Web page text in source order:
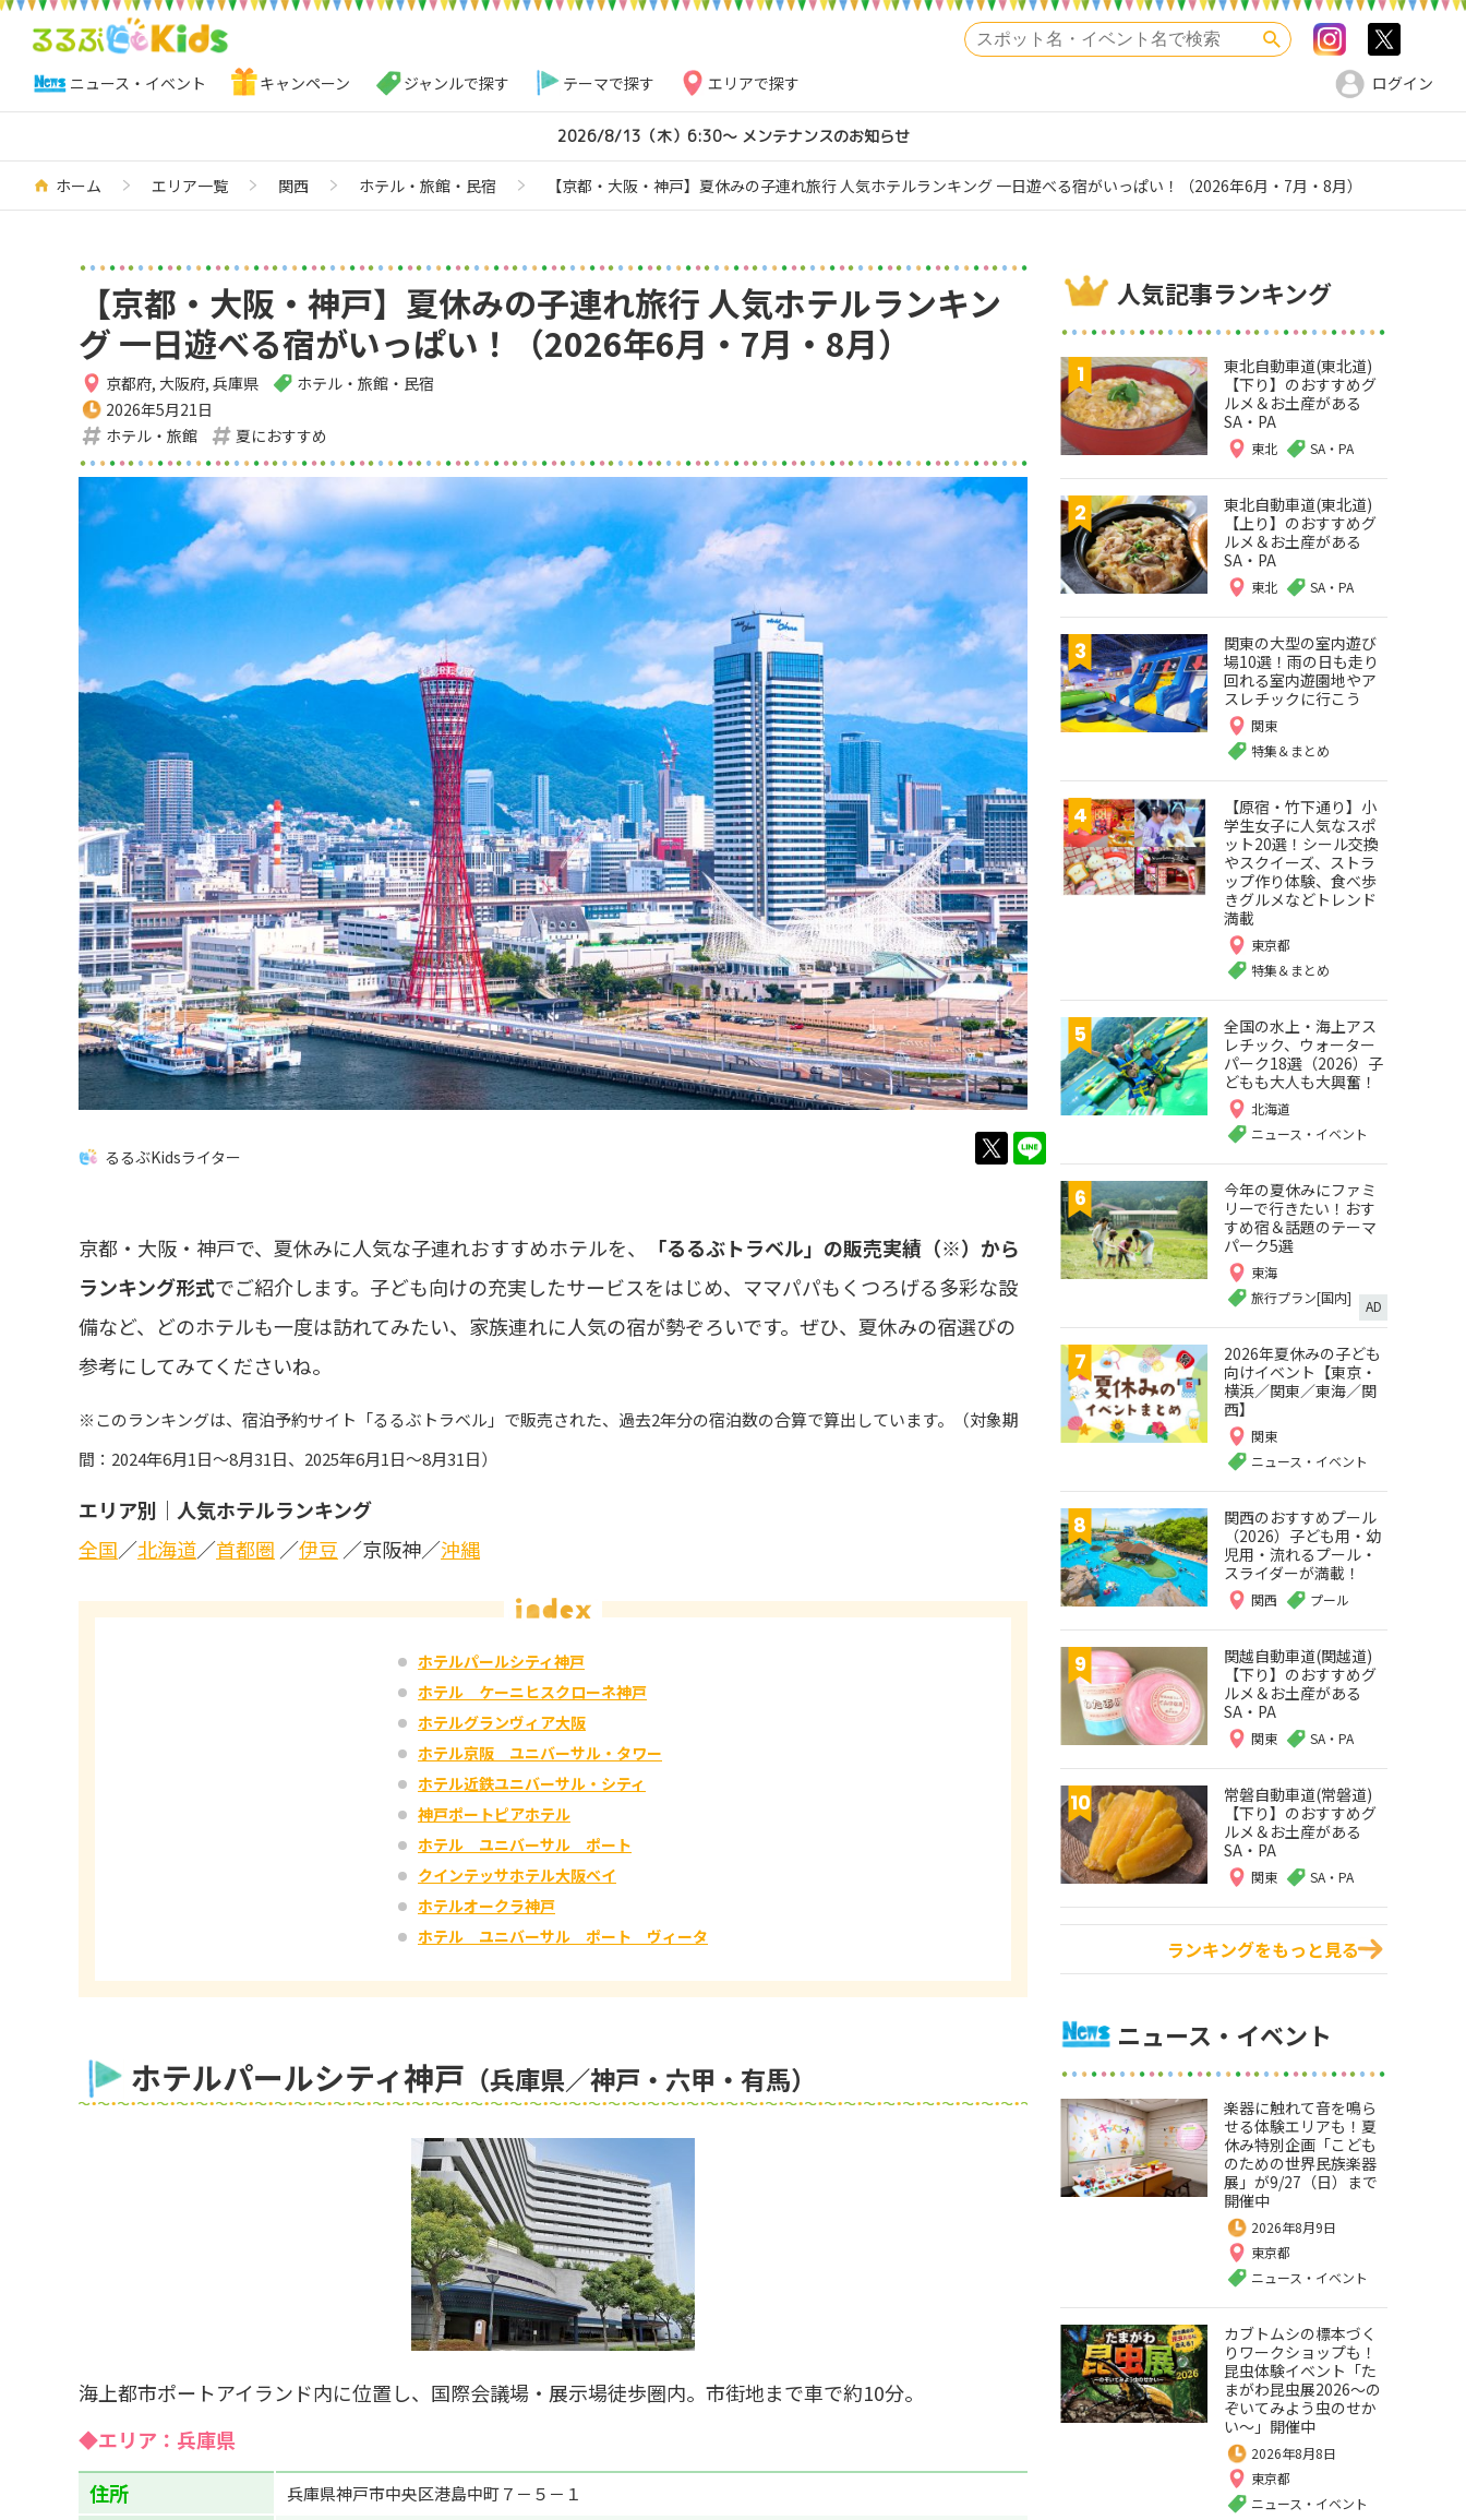
検索 Instagram
ニュース・イベント キャンペーン ジャンルで探す テーマで探す エリアで探す ログイン
2026/8/13（木）6:30～ メンテナンスのお知らせ
ホーム エリア一覧 関西 ホテル・旅館・民宿 【京都・大阪・神戸】夏休みの子連れ旅行 人気ホテルランキング 一日遊べる宿がいっぱい！（2026年6月・7月・8月）
【京都・大阪・神戸】夏休みの子連れ旅行 人気ホテルランキン
グ 一日遊べる宿がいっぱい！（2026年6月・7月・8月）
京都府, 大阪府, 兵庫県
ホテル・旅館・民宿
2026年5月21日
ホテル・旅館
夏におすすめ
るるぶKidsライター twitter
京都・大阪・神戸で、夏休みに人気な子連れおすすめホテルを、
「るるぶトラベル」の販売実績（※）から
ランキング形式でご紹介します。子ども向けの充実したサービスをはじめ、ママパパもくつろげる多彩な設
備など、どのホテルも一度は訪れてみたい、家族連れに人気の宿が勢ぞろいです。ぜひ、夏休みの宿選びの
参考にしてみてくださいね。
※このランキングは、宿泊予約サイト「るるぶトラベル」で販売された、過去2年分の宿泊数の合算で算出しています。（対象期
間：2024年6月1日～8月31日、2025年6月1日～8月31日）
エリア別｜人気ホテルランキング
全国／北海道／首都圏 ／伊豆 ／京阪神／沖縄
ホテルパールシティ神戸
ホテル ケーニヒスクローネ神戸
ホテルグランヴィア大阪
ホテル京阪 ユニバーサル・タワー
ホテル近鉄ユニバーサル・シティ
神戸ポートピアホテル
ホテル ユニバーサル ポート
クインテッサホテル大阪ベイ
ホテルオークラ神戸
ホテル ユニバーサル ポート ヴィータ
ホテルパールシティ神戸 （兵庫県／神戸・六甲・有馬）
海上都市ポートアイランド内に位置し、国際会議場・展示場徒歩圏内。市街地まで車で約10分。
◆エリア：兵庫県
住所
兵庫県神戸市中央区港島中町７－５－１
人気記事ランキング
東北自動車道(東北道)
【下り】のおすすめグ
ルメ＆お土産がある
SA・PA
東北 SA・PA
東北自動車道(東北道)
【上り】のおすすめグ
ルメ＆お土産がある
SA・PA
東北 SA・PA
関東の大型の室内遊び
場10選！雨の日も走り
回れる室内遊園地やア
スレチックに行こう
関東
特集＆まとめ
【原宿・竹下通り】小
学生女子に人気なスポ
ット20選！シール交換
やスクイーズ、ストラ
ップ作り体験、食べ歩
きグルメなどトレンド
満載
東京都
特集＆まとめ
全国の水上・海上アス
レチック、ウォーター
パーク18選（2026）子
どもも大人も大興奮！
北海道
ニュース・イベント
今年の夏休みにファミ
リーで行きたい！おす
すめ宿＆話題のテーマ
パーク5選
東海
旅行プラン[国内]
AD
2026年夏休みの子ども
向けイベント【東京・
横浜／関東／東海／関
西】
関東
ニュース・イベント
関西のおすすめプール
（2026）子ども用・幼
児用・流れるプール・
スライダーが満載！
関西 プール
関越自動車道(関越道)
【下り】のおすすめグ
ルメ＆お土産がある
SA・PA
関東 SA・PA
常磐自動車道(常磐道)
【下り】のおすすめグ
ルメ＆お土産がある
SA・PA
関東 SA・PA
ランキングをもっと見る
ニュース・イベント
楽器に触れて音を鳴ら
せる体験エリアも！夏
休み特別企画「こども
のための世界民族楽器
展」が9/27（日）まで
開催中
2026年8月9日
東京都
ニュース・イベント
カブトムシの標本づく
りワークショップも！
昆虫体験イベント「た
まがわ昆虫展2026～の
ぞいてみよう虫のせか
い～」開催中
2026年8月8日
東京都
ニュース・イベント